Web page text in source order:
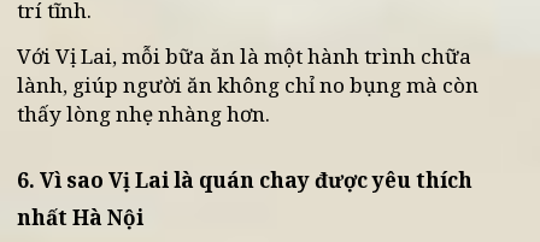
5. Trải nghiệm thiền trong từng bữa ăn
Không chỉ đơn thuần là thưởng thức món ngon,
đến nhà hàng chay Vị Lai, thực khách được
trong từng trải nghiệm nhỏ: nghe nhạc nhẹ trong
không gian mộc mạc, ngửi hương sen lan tỏa
phòng, cảm nhận vị chay thanh tịnh giúp tâm an,